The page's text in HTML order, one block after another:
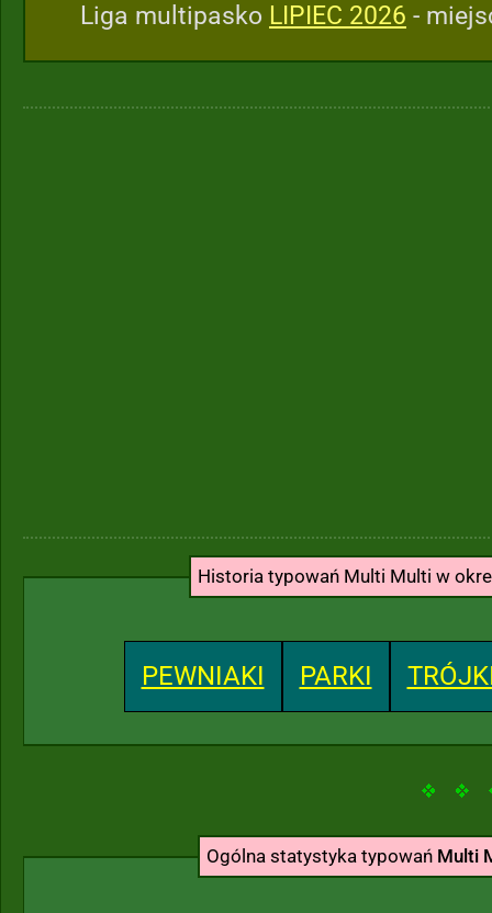
Liga multipasko LIPIEC 2026 -
Historia typowań Multi Multi w
PEWNIAKI PARKI
Ogólna statystyka typowań Multi